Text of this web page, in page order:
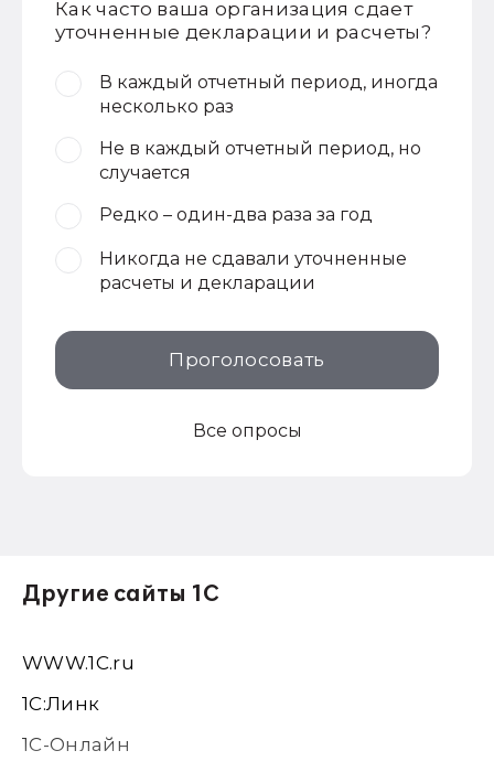
Как часто ваша организация сдает
уточненные декларации и расчеты?
В каждый отчетный период, иногда
несколько раз
Не в каждый отчетный период, но
случается
Редко – один-два раза за год
Никогда не сдавали уточненные
расчеты и декларации
Проголосовать
Все опросы
Другие сайты 1С
WWW.1С.ru
1С:Линк
1С-Онлайн